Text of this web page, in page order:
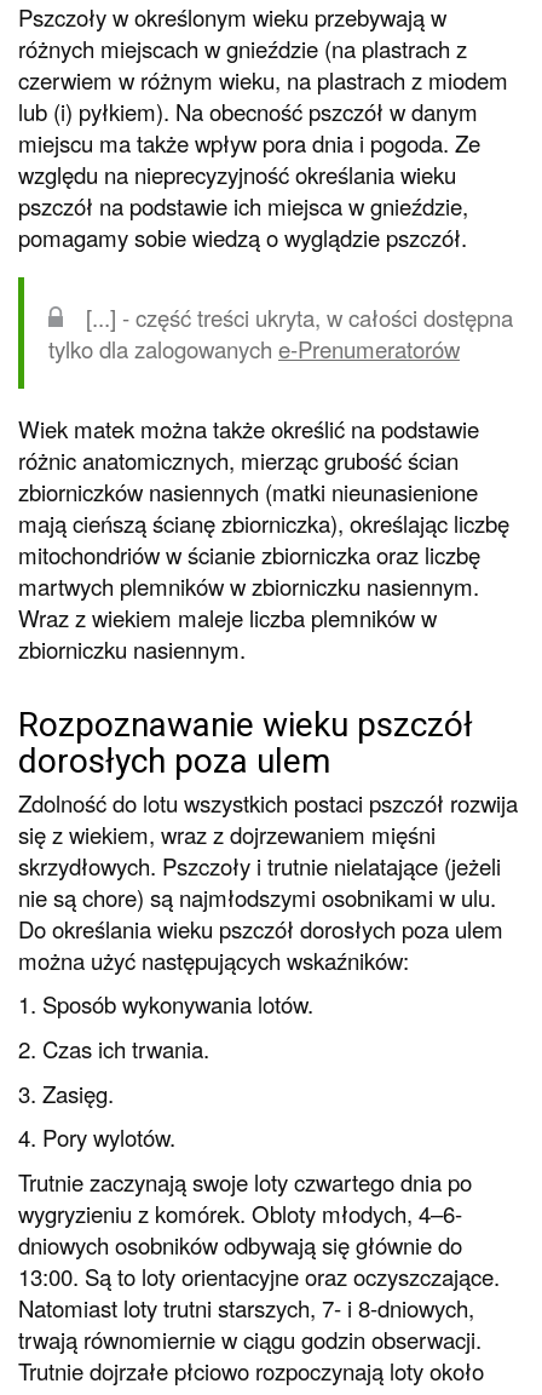
Pszczoły w określonym wieku przebywają w
różnych miejscach w gnieździe (na plastrach z
czerwiem w różnym wieku, na plastrach z miodem
lub (i) pyłkiem). Na obecność pszczół w danym
miejscu ma także wpływ pora dnia i pogoda. Ze
względu na nieprecyzyjność określania wieku
pszczół na podstawie ich miejsca w gnieździe,
pomagamy sobie wiedzą o wyglądzie pszczół.
[...] - część treści ukryta, w całości dostępna
tylko dla zalogowanych e-Prenumeratorów
Wiek matek można także określić na podstawie
różnic anatomicznych, mierząc grubość ścian
zbiorniczków nasiennych (matki nieunasienione
mają cieńszą ścianę zbiorniczka), określając liczbę
mitochondriów w ścianie zbiorniczka oraz liczbę
martwych plemników w zbiorniczku nasiennym.
Wraz z wiekiem maleje liczba plemników w
zbiorniczku nasiennym.
Rozpoznawanie wieku pszczół
dorosłych poza ulem
Zdolność do lotu wszystkich postaci pszczół rozwija
się z wiekiem, wraz z dojrzewaniem mięśni
skrzydłowych. Pszczoły i trutnie nielatające (jeżeli
nie są chore) są najmłodszymi osobnikami w ulu.
Do określania wieku pszczół dorosłych poza ulem
można użyć następujących wskaźników:
1. Sposób wykonywania lotów.
2. Czas ich trwania.
3. Zasięg.
4. Pory wylotów.
Trutnie zaczynają swoje loty czwartego dnia po
wygryzieniu z komórek. Obloty młodych, 4–6-
dniowych osobników odbywają się głównie do
13:00. Są to loty orientacyjne oraz oczyszczające.
Natomiast loty trutni starszych, 7- i 8-dniowych,
trwają równomiernie w ciągu godzin obserwacji.
Trutnie dojrzałe płciowo rozpoczynają loty około